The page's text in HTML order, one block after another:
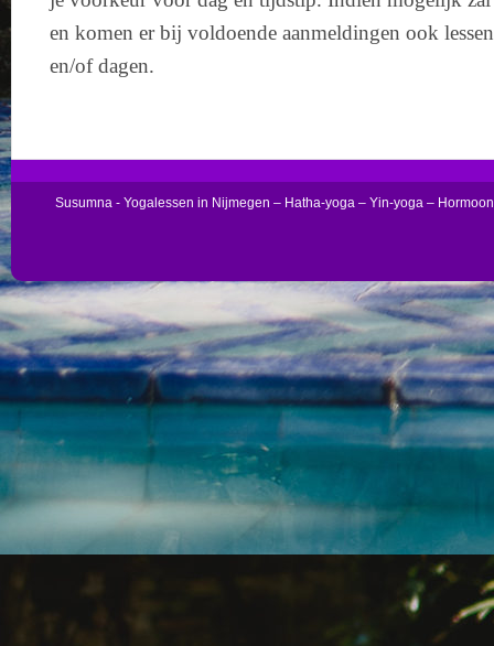
en komen er bij voldoende aanmeldingen ook
en/of dagen.
Susumna - Yogalessen in Nijmegen – Hatha-yoga – Yin-yoga –